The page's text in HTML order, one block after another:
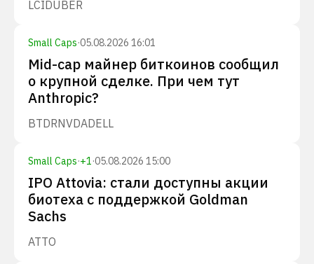
LCIDUBER
Small Caps·05.08.2026 16:01
Mid-cap майнер биткоинов сообщил
о крупной сделке. При чем тут
Anthropic?
BTDRNVDADELL
Small Caps·+1·05.08.2026 15:00
IPO Attovia: стали доступны акции
биотеха с поддержкой Goldman
Sachs
ATTO